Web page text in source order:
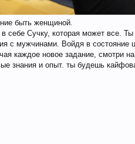
быть женщиной.
себе Сучку, которая может все.
с мужчинами. Войдя в состояние
каждое новое задание, смотри на
знания и опыт. ты будешь